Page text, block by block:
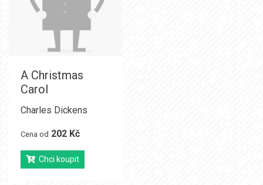
A Christmas
Carol
Charles Dickens
Cena od 202 Kč
Chci koupit